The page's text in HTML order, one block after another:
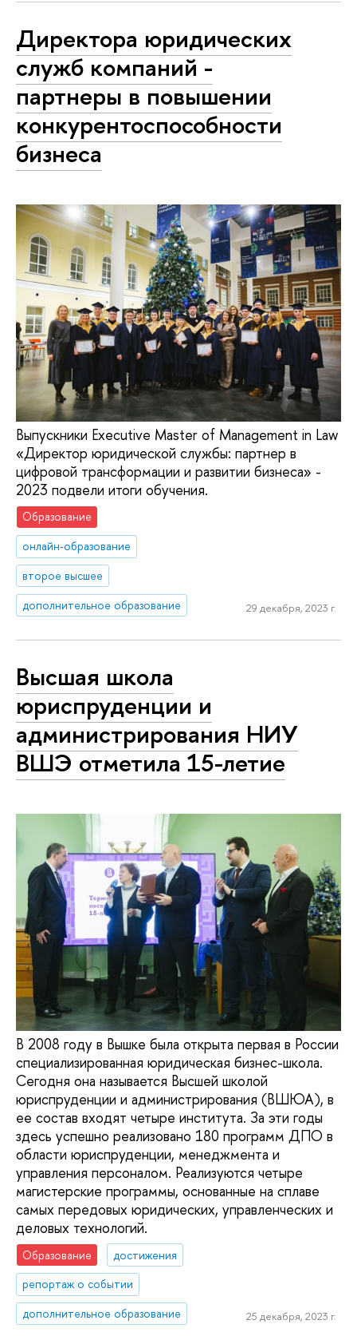
Директора юридических
служб компаний -
партнеры в повышении
конкурентоспособности
бизнеса
Выпускники Executive Master of Management in Law
«Директор юридической службы: партнер в
цифровой трансформации и развитии бизнеса» -
2023 подвели итоги обучения.
Образование
онлайн-образование
второе высшее
дополнительное образование
29 декабря, 2023 г.
Высшая школа
юриспруденции и
администрирования НИУ
ВШЭ отметила 15-летие
В 2008 году в Вышке была открыта первая в России
специализированная юридическая бизнес-школа.
Сегодня она называется Высшей школой
юриспруденции и администрирования (ВШЮА), в
ее состав входят четыре института. За эти годы
здесь успешно реализовано 180 программ ДПО в
области юриспруденции, менеджмента и
управления персоналом. Реализуются четыре
магистерские программы, основанные на сплаве
самых передовых юридических, управленческих и
деловых технологий.
Образование
достижения
репортаж о событии
дополнительное образование
25 декабря, 2023 г.